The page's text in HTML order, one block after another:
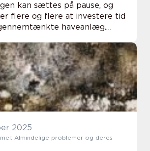
kan sættes på pause, og
flere og flere at investere tid
haveanlæg.
2025
Almindelige problemer og deres